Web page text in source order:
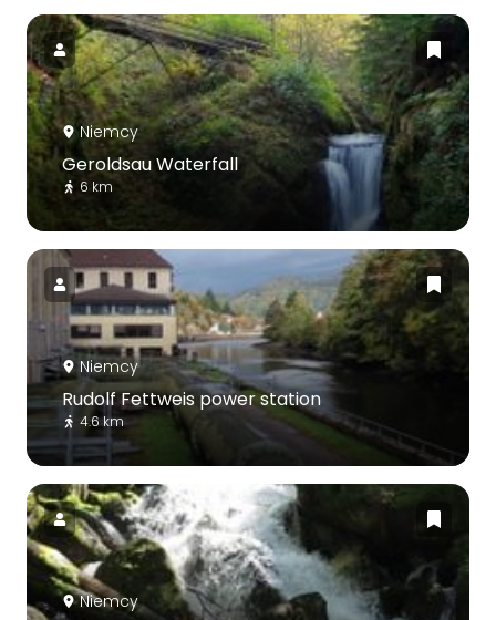
Niemcy
Geroldsau Waterfall
6 km
Niemcy
Rudolf Fettweis power station
4.6 km
Niemcy